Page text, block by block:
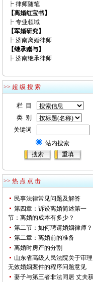
┝ 律师随笔
【离婚红宝书】
┝ 专业领域
【军婚研究】
┝ 济南离婚律师
【继承赠与】
┝ 济南继承律师
>> 超 级 搜 索
栏 目
类 别
关键词
站内搜索
>> 热 点 点 击
民事法律常见问题及解答
第四章：诉讼离婚简述第一
节：离婚的成本有多少？
第二节：如何聘请婚姻律师？
第二章：离婚前的准备
离婚时房产的分割
山东省高级人民法院关于审理
无效婚姻案件的程序问题意见
妻子与第三者非法同居 丈夫